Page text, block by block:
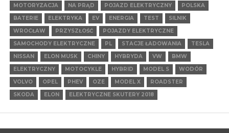
MOTORYZACJA
NA PRĄD POJAZD ELEKTRYCZNY
POLSKA
BATERIE
ELEKTRYKA EV ENERGIA TEST
SILNIK
WROCŁAW
PRZYSZŁOŚĆ
POJAZDY ELEKTRYCZNE
SAMOCHODY ELEKTRYCZNE
PL STACJE ŁADOWANIA
TESLA
NISSAN
ELON MUSK CHINY HYBRYDA VW
BMW
ELEKTRYCZNY
MOTOCYKLE HYBRID MODEL S
WODÓR
VOLVO
OPEL PHEV OZE MODEL X
ROADSTER
SKODA
ELON ELEKTRYCZNE SKUTERY 2018